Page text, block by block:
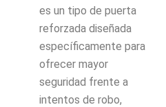
es un tipo de puerta
reforzada diseñada
específicamente para
ofrecer mayor
seguridad frente a
intentos de robo,